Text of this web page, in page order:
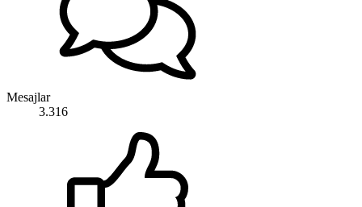
Mesajlar
3.316